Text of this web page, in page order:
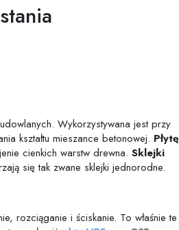
Wykorzystywana jest przy
kształtu mieszance betonowej. Płytę
cienkich warstw drewna. Sklejki
się tak zwane sklejki jednorodne.
rozciąganie i ściskanie. To właśnie te